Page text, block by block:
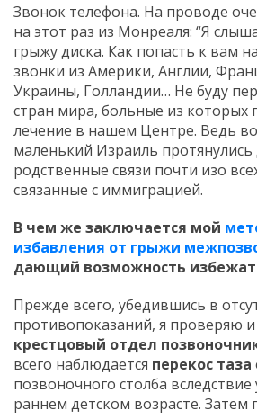
Звонок телефона. На проводе
на этот раз из Монреаля: “Я
грыжу диска. Как попасть к вам
звонки из Америки, Англии,
Украины, Голландии… Не буду
стран мира, больные из которых
лечение в нашем Центре. Ведь
маленький Израиль
родственные связи почти изо
связанные с иммиграцией.
В чем же заключается мой
избавления от грыжи
дающий возможность
Прежде всего, убедившись в
противопоказаний, я проверяю
крестцовый отдел
всего наблюдается перекос таза
позвоночного столба
раннем детском возрасте.